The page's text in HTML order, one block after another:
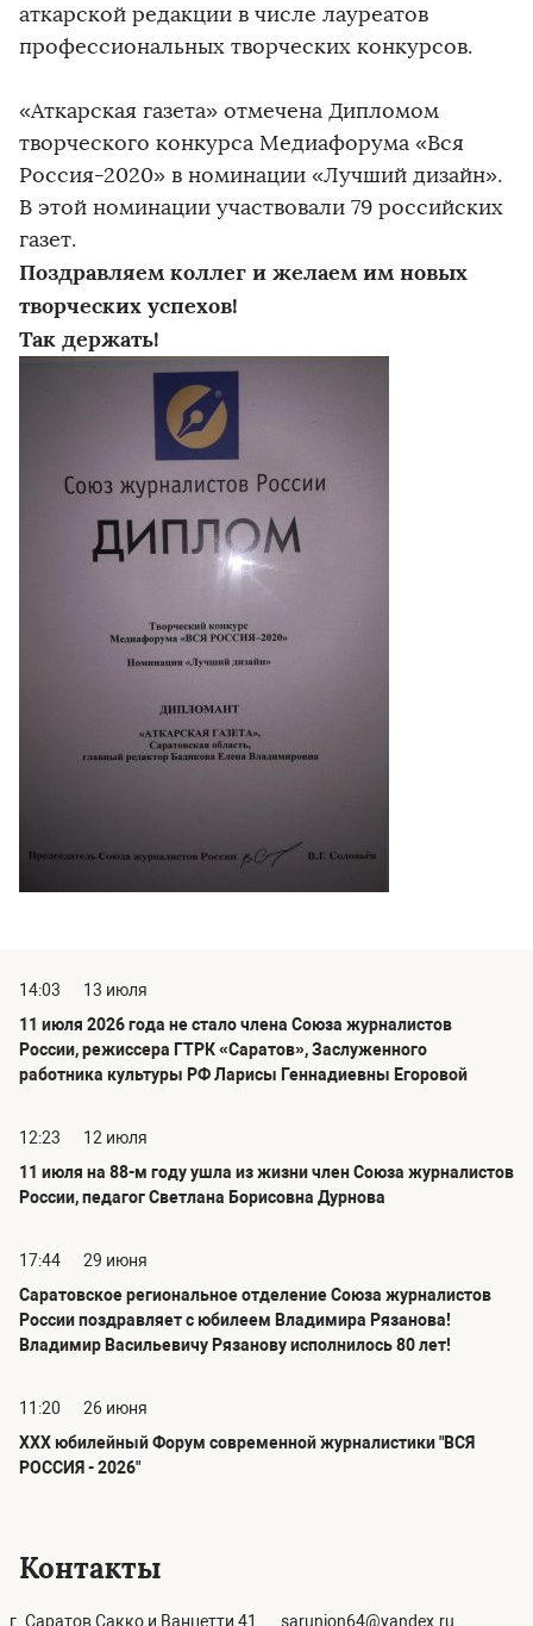
аткарской редакции в числе лауреатов
профессиональных творческих конкурсов.
«Аткарская газета» отмечена Дипломом
творческого конкурса Медиафорума «Вся
Россия-2020» в номинации «Лучший дизайн».
В этой номинации участвовали 79 российских
газет.
Поздравляем коллег и желаем им новых
творческих успехов!
Так держать!
14:03
13 июля
11 июля 2026 года не стало члена Союза журналистов
России, режиссера ГТРК «Саратов», Заслуженного
работника культуры РФ Ларисы Геннадиевны Егоровой
12:23
12 июля
11 июля на 88-м году ушла из жизни член Союза журналистов
России, педагог Светлана Борисовна Дурнова
17:44
29 июня
Саратовское региональное отделение Союза журналистов
России поздравляет с юбилеем Владимира Рязанова!
Владимир Васильевичу Рязанову исполнилось 80 лет!
11:20
26 июня
ХХХ юбилейный Форум современной журналистики "ВСЯ
РОССИЯ - 2026"
Контакты
г. Саратов Сакко и Ванцетти 41 sarunion64@yandex.ru